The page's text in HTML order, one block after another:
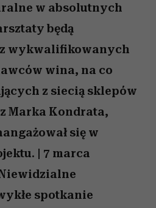
w absolutnych
będą
wykwalifikowanych
wina, na co
z siecią sklepów
Marka Kondrata,
się w
| 7 marca
spotkanie